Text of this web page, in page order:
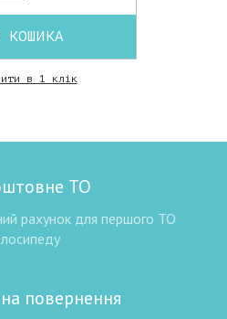
КОШИКА
в 1 клік
ТО
рахунок для першого ТО
повернення